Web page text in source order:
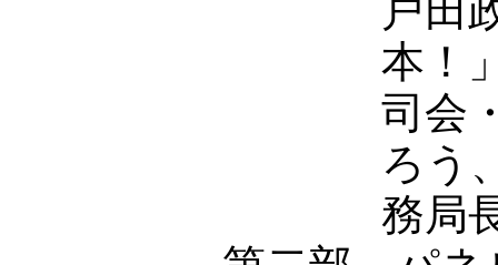
戸田
本！
司会
ろう
務局